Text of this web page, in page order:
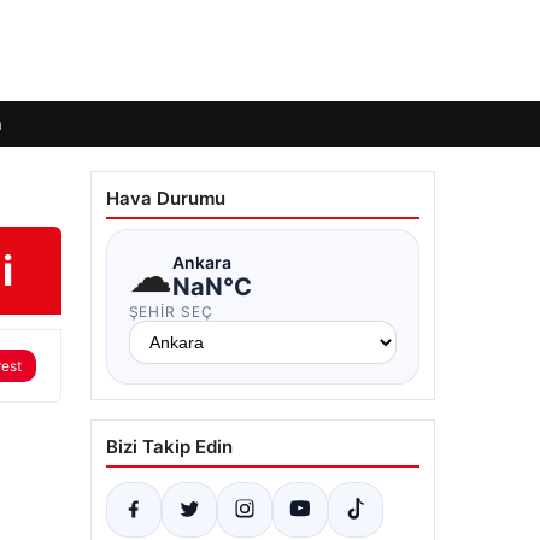
Hava Durumu
☁Ankara
NaN°C
ŞEHIR SEÇ
Bizi Takip Edin